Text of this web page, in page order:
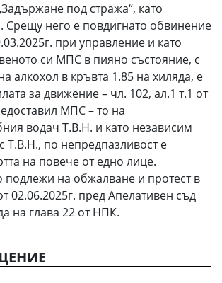
под стража“, като
Срещу него е повдигнато обвинение
при управление и като
си МПС в пияно състояние, с
алкохол в кръвта 1.85 на хиляда, е
за движение – чл. 102, ал.1 т.1 от
МПС – то на
водач Т.В.Н. и като независим
Т.В.Н., по непредпазливост е
на повече от едно лице.
подлежи на обжалване и протест в
02.06.2025г. пред Апелативен съд
на глава 22 от НПК.